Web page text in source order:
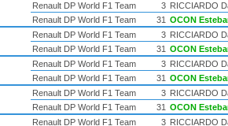
Renault DP World F1 Team 3 RICCIARDO
Renault DP World F1 Team
31 OCON
Renault DP World F1 Team 3 RICCIARDO
Renault DP World F1 Team
31 OCON
Renault DP World F1 Team 3 RICCIARDO
Renault DP World F1 Team
31 OCON
Renault DP World F1 Team 3 RICCIARDO
Renault DP World F1 Team
31 OCON
Renault DP World F1 Team 3 RICCIARDO